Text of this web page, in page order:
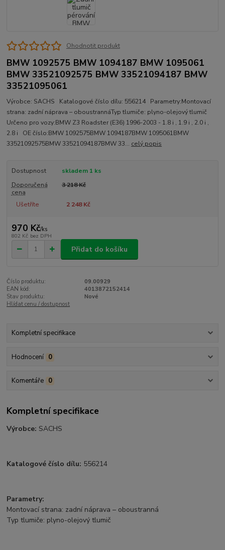
Ohodnotit produkt
BMW 1092575 BMW 1094187 BMW 1095061
BMW 33521092575 BMW 33521094187 BMW
33521095061
Výrobce: SACHS Katalogové číslo dílu: 556214 Parametry:Montovací
strana: zadní náprava – oboustrannáTyp tlumiče: plyno-olejový tlumič
Určeno pro vozy:BMW Z3 Roadster (E36) 1996-2003 - 1.8 i , 1.9 i , 2.0 i ,
2.8 i OE číslo:BMW 1092575BMW 1094187BMW 1095061BMW
33521092575BMW 33521094187BMW 33... celý popis
Dostupnost
skladem 1 ks
Doporučená
cena
3 218 Kč
Ušetříte 2 248 Kč
970 Kč/ks
802 Kč bez DPH
Přidat do košíku
Číslo produktu:
09.00929
EAN kód:
4013872152414
Stav produktu:
Nové
Hlídat cenu / dostupnost
Kompletní specifikace
Hodnocení 0
Komentáře 0
Kompletní specifikace
Výrobce: SACHS
Katalogové číslo dílu: 556214
Parametry:
Montovací strana: zadní náprava – oboustranná
Typ tlumiče: plyno-olejový tlumič